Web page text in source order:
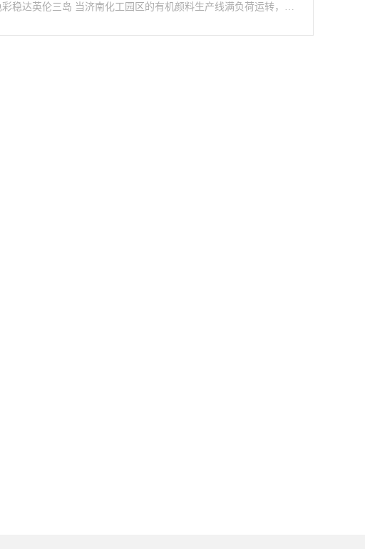
济南至英国颜料化工品铁路专线：以合规锚定，让色彩稳达英伦三岛 当济南化工园区的有机颜料生产线满负荷运转，当齐鲁制药配套的药用色素订单敲定 “伦敦实验室签收”，当家居涂料厂商的定制色浆急需补给曼彻斯特工……